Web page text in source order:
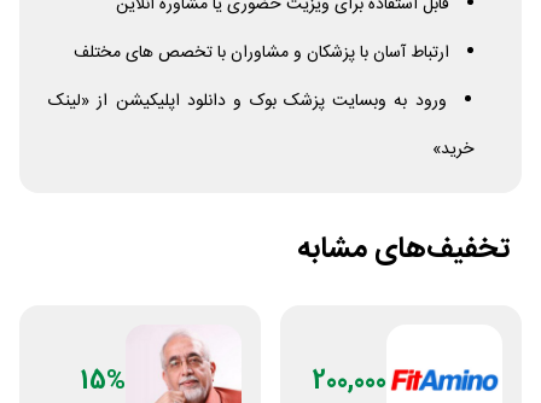
ارتباط آسان با پزشکان و مشاوران با تخصص های مختلف
ورود به وبسایت پزشک بوک و دانلود اپلیکیشن از «لینک
خرید»
تخفیف‌های مشابه
200,000
15%